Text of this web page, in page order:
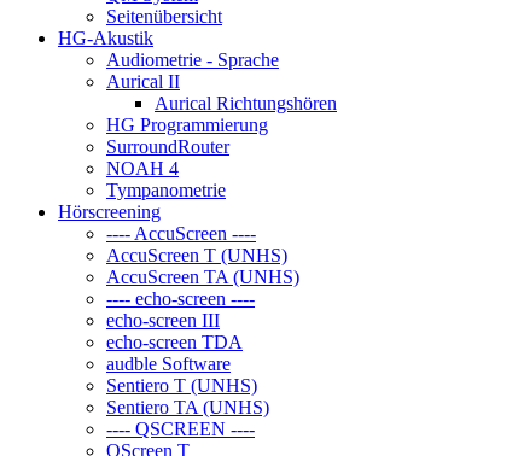
Seitenübersicht
HG-Akustik
Audiometrie - Sprache
Aurical II
Aurical Richtungshören
HG Programmierung
SurroundRouter
NOAH 4
Tympanometrie
Hörscreening
---- AccuScreen ----
AccuScreen T (UNHS)
AccuScreen TA (UNHS)
---- echo-screen ----
echo-screen III
echo-screen TDA
audble Software
Sentiero T (UNHS)
Sentiero TA (UNHS)
---- QSCREEN ----
QScreen T